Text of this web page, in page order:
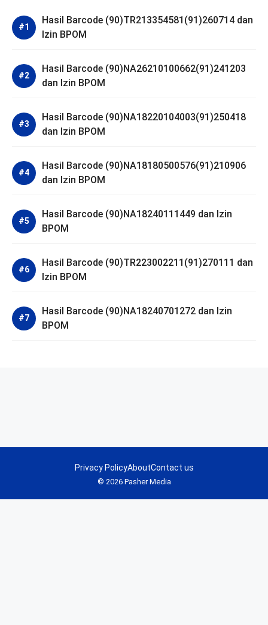
Hasil Barcode (90)TR213354581(91)260714 dan
Izin BPOM
Hasil Barcode (90)NA26210100662(91)241203
dan Izin BPOM
Hasil Barcode (90)NA18220104003(91)250418
dan Izin BPOM
Hasil Barcode (90)NA18180500576(91)210906
dan Izin BPOM
Hasil Barcode (90)NA18240111449 dan Izin
BPOM
Hasil Barcode (90)TR223002211(91)270111 dan
Izin BPOM
Hasil Barcode (90)NA18240701272 dan Izin
BPOM
© 2026 Pasher Media
Privacy PolicyAboutContact us